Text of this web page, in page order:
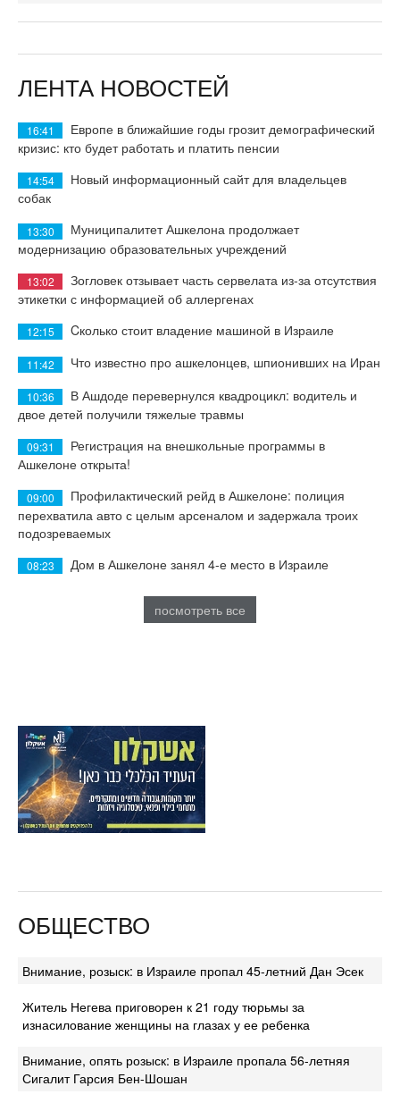
ЛЕНТА НОВОСТЕЙ
16:41
Европе в ближайшие годы грозит демографический
кризис: кто будет работать и платить пенсии
14:54
Новый информационный сайт для владельцев
собак
13:30
Муниципалитет Ашкелона продолжает
модернизацию образовательных учреждений
13:02
Зогловек отзывает часть сервелата из-за отсутствия
этикетки с информацией об аллергенах
12:15 Cколько стоит владение машиной в Израиле
11:42 Что известно про ашкелонцев, шпионивших на Иран
10:36
В Ашдоде перевернулся квадроцикл: водитель и
двое детей получили тяжелые травмы
09:31
Регистрация на внешкольные программы в
Ашкелоне открыта!
09:00
Профилактический рейд в Ашкелоне: полиция
перехватила авто с целым арсеналом и задержала троих
подозреваемых
08:23 Дом в Ашкелоне занял 4-е место в Израиле
посмотреть все
ОБЩЕСТВО
Внимание, розыск: в Израиле пропал 45-летний Дан Эсек
Житель Негева приговорен к 21 году тюрьмы за
изнасилование женщины на глазах у ее ребенка
Внимание, опять розыск: в Израиле пропала 56-летняя
Сигалит Гарсия Бен-Шошан